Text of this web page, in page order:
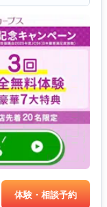
体験・相談予約